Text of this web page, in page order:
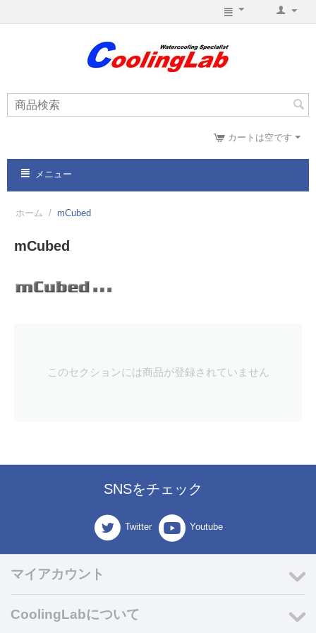
カートは空です
メニュー
ホーム / mCubed
mCubed
このセクションには商品が登録されていません
SNSをチェック
Twitter Youtube
マイアカウント
CoolingLabについて